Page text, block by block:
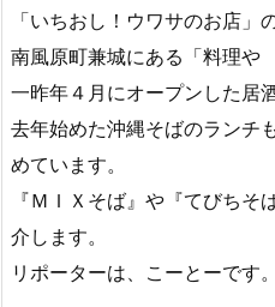
「いちおし！ウワサのお店」
南風原町兼城にある「料理や
一昨年４月にオープンした居
去年始めた沖縄そばのランチ
めています。
『ＭＩＸそば』や『てびち
介します。
リポーターは、こーとーです。